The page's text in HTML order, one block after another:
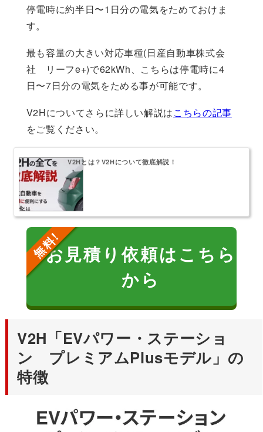
停電時に約半日〜1日分の電気をためておけま
す。
最も容量の大きい対応車種(日産自動車株式会
社 リーフe+)で62kWh、こちらは停電時に4
日〜7日分の電気をためる事が可能です。
V2Hについてさらに詳しい解説はこちらの記事
をご覧ください。
V2Hとは？V2Hについて徹底解説！
お見積り依頼はこちら
から
V2H「EVパワー・ステーショ
ン プレミアムPlusモデル」の
特徴